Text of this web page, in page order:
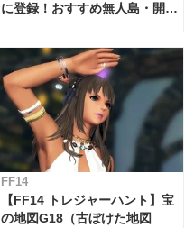
に登録！おすすめ無人島・開拓
対応 / 毎週更新中】
FF14
【FF14 トレジャーハント】宝
の地図G18（古ぼけた地図